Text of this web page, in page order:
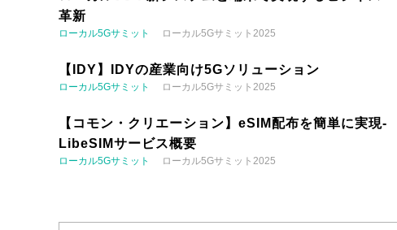
革新
ローカル5Gサミット ローカル5Gサミット2025
【IDY】IDYの産業向け5Gソリューション
ローカル5Gサミット ローカル5Gサミット2025
【コモン・クリエーション】eSIM配布を簡単に実現-
LibeSIMサービス概要
ローカル5Gサミット ローカル5Gサミット2025